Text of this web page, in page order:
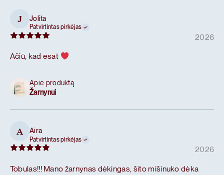
J Jolita
Patvirtintas pirkėjas
2026
Ačiū, kad esat
Apie produktą
Žarnynui
A Aira
Patvirtintas pirkėjas
2026
Tobulas!!! Mano žarnynas dėkingas, šito mišinuko dėka